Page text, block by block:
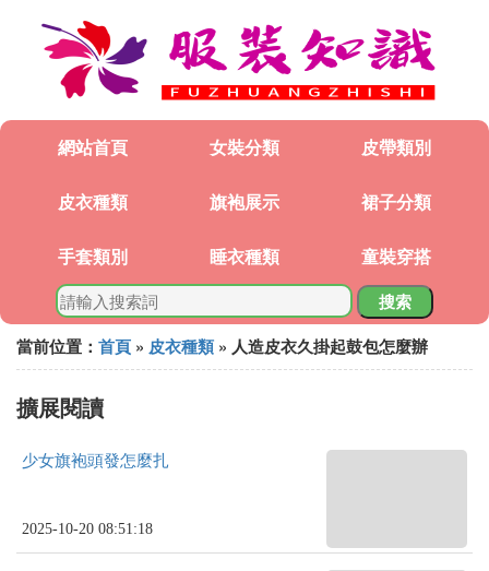
網站首頁 女裝分類 皮帶類別
皮衣種類 旗袍展示 裙子分類
手套類別 睡衣種類 童裝穿搭
搜索
當前位置： 首頁 » 皮衣種類 » 人造皮衣久掛起鼓包怎麼辦
擴展閱讀
少女旗袍頭發怎麼扎
2025-10-20 08:51:18